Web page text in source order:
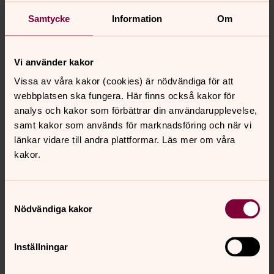
Samtycke Information Om
Vi använder kakor
Vissa av våra kakor (cookies) är nödvändiga för att
webbplatsen ska fungera. Här finns också kakor för
analys och kakor som förbättrar din användarupplevelse,
samt kakor som används för marknadsföring och när vi
länkar vidare till andra plattformar. Läs mer om våra
kakor.
Nödvändiga kakor
Inställningar
Kontakta oss
Församlingsexpeditionen
Kungsmarkskyrkan
Sunnadalsvägen 4
371 44 Karlskrona
E-post expeditionen:karlskrona-
onsdag 13.00-15.00